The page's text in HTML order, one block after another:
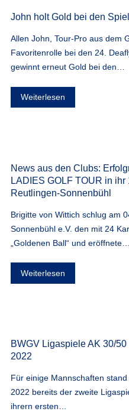
John holt Gold bei den
Allen John, Tour-Pro aus dem
Favoritenrolle bei den 24.
gewinnt erneut Gold bei den…
Weiterlesen
News aus den Clubs:
LADIES GOLF TOUR in ihr
Reutlingen-Sonnenbühl
Brigitte von Wittich schlug am
Sonnenbühl e.V. den mit 24
„Goldenen Ball“ und eröffnete…
Weiterlesen
BWGV Ligaspiele AK 30/
2022
Für einige Mannschaften
2022 bereits der zweite
ihrern ersten…